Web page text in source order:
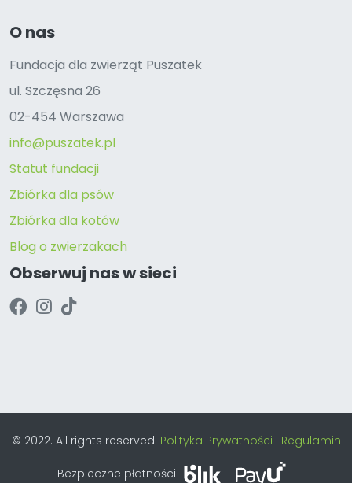
O nas
Fundacja dla zwierząt Puszatek
ul. Szczęsna 26
02-454 Warszawa
info@puszatek.pl
Statut fundacji
Zbiórka dla psów
Zbiórka dla kotów
Blog o zwierzakach
Obserwuj nas w sieci
© 2022. All rights reserved. Polityka Prywatności Regulamin
Bezpieczne płatności